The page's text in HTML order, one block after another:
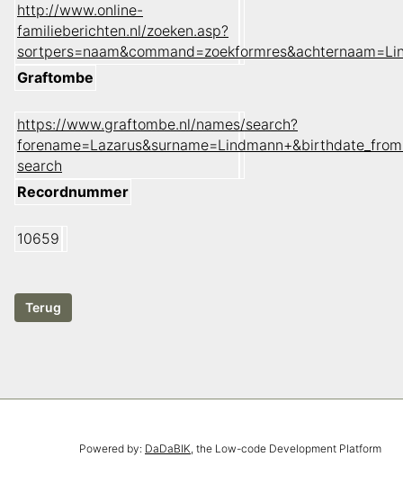
http://www.online-
familieberichten.nl/zoeken.asp?
Graftombe
https://www.graftombe.nl/names/search?
search
Recordnummer
10659
Powered by: DaDaBIK, the Low-code Development Platform